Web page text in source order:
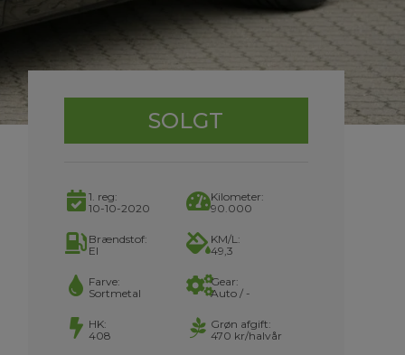
SOLGT
1. reg:
10-10-2020
Kilometer:
90.000
Brændstof:
El
KM/L:
49,3
Farve:
Sortmetal
Gear:
Auto / -
HK:
408
Grøn afgift:
470 kr/halvår